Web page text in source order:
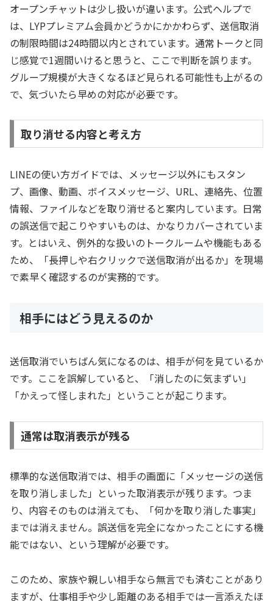
オープンチャットは少し扱いが違います。公式ヘルプで
は、LYPプレミアム会員かどうかにかかわらず、送信取消
の制限時間は24時間以内とされています。通常トークと同
じ感覚で1週間いけると思うと、ここで判断を誤ります。
グループ規模が大きくなるほど見られる可能性も上がるの
で、気づいたら早めの対応が必要です。
取り消せる内容と考え方
LINEの使い方ガイドでは、メッセージ以外にもスタン
プ、画像、動画、ボイスメッセージ、URL、連絡先、位置
情報、ファイルなどを取り消せると案内しています。日常
の誤送信で起こりやすいものは、かなりカバーされていま
す。とはいえ、例外的な扱いのトークルームや機能もある
ため、「長押しや右クリックで送信取消が出るか」を現場
で素早く確認するのが実務的です。
相手にはどう見えるのか
送信取消でいちばん気になるのは、相手が何を見ているか
です。ここを誤解していると、「消したのに気まずい」
「かえって怪しまれた」ということが起こります。
通常は取消表示が残る
標準的な送信取消では、相手の画面に「メッセージの送信
を取り消しました」といった取消表示が残ります。つま
り、内容そのものは消えても、「何かを取り消した事実」
までは消えません。誤送信を完全になかったことにする機
能ではない、という理解が必要です。
このため、家族や親しい相手なら無言でも済むことがあり
ますが、仕事相手や少し距離のある相手では一言添えたほ